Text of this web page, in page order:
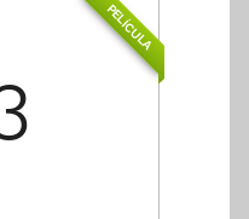
PELÍCULA